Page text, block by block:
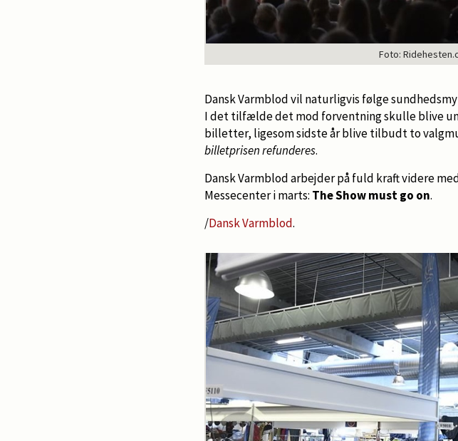
Foto:
Dansk Varmblod vil naturligvis følge
I det tilfælde det mod forventning skulle blive
billetter, ligesom sidste år blive tilbudt to
billetprisen refunderes.
Dansk Varmblod arbejder på fuld kraft videre
Messecenter i marts: The Show must go on.
/Dansk Varmblod.